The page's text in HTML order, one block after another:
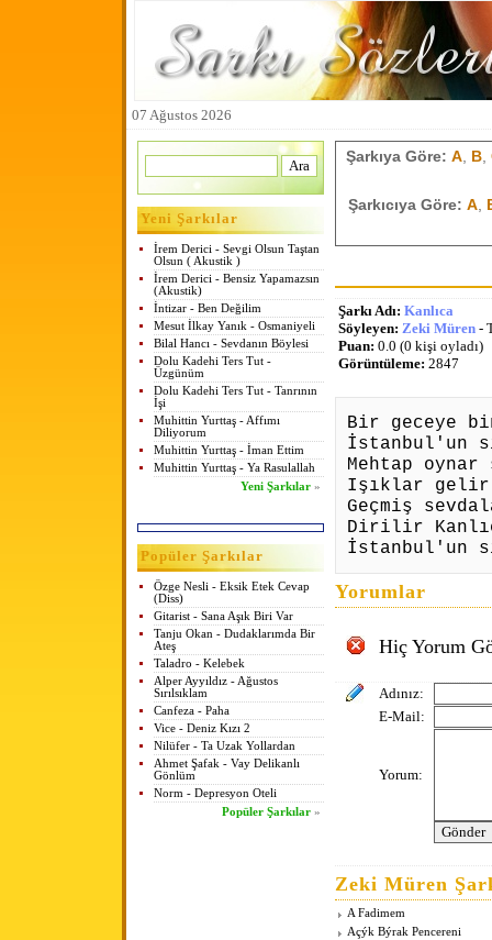
07 Ağustos 2026
Yeni Şarkılar
İrem Derici - Sevgi Olsun Taştan
Olsun ( Akustik )
İrem Derici - Bensiz Yapamazsın
(Akustik)
İntizar - Ben Değilim
Mesut İlkay Yanık - Osmaniyeli
Bilal Hancı - Sevdanın Böylesi
Dolu Kadehi Ters Tut -
Üzgünüm
Dolu Kadehi Ters Tut - Tanrının
İşi
Muhittin Yurttaş - Affımı
Diliyorum
Muhittin Yurttaş - İman Ettim
Muhittin Yurttaş - Ya Rasulallah
Yeni Şarkılar »
Popüler Şarkılar
Özge Nesli - Eksik Etek Cevap
(Diss)
Gitarist - Sana Aşık Biri Var
Tanju Okan - Dudaklarımda Bir
Ateş
Taladro - Kelebek
Alper Ayyıldız - Ağustos
Sırılsıklam
Canfeza - Paha
Vice - Deniz Kızı 2
Nilüfer - Ta Uzak Yollardan
Ahmet Şafak - Vay Delikanlı
Gönlüm
Norm - Depresyon Oteli
Popüler Şarkılar »
Şarkıya Göre: A, B,
Şarkıcıya Göre: A,
Şarkı Adı: Kanlıca
Söyleyen: Zeki Müren -
Puan: 0.0 (0 kişi oyladı)
Görüntüleme: 2847
Bir geceye
İstanbul'un
Mehtap
Işıklar
Geçmiş
Dirilir
İstanbul'un
Yorumlar
Hiç Yorum
Adınız:
E-Mail:
Yorum:
Zeki Müren
A Fadimem
Açýk Býrak Pencereni